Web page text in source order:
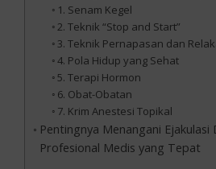
1. Senam Kegel
2. Teknik “Stop and Start”
3. Teknik Pernapasan dan
4. Pola Hidup yang Sehat
5. Terapi Hormon
6. Obat-Obatan
7. Krim Anestesi Topikal
Pentingnya Menangani Ejakulasi
Profesional Medis yang Tepat